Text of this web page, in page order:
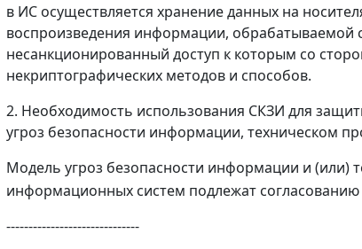
в ИС осуществляется хранение данных на
воспроизведения информации, обрабатываемой
несанкционированный доступ к которым со
некриптографических методов и способов.
2. Необходимость использования СКЗИ для
угроз безопасности информации, техническом
Модель угроз безопасности информации и (или)
информационных систем подлежат
------------------------------